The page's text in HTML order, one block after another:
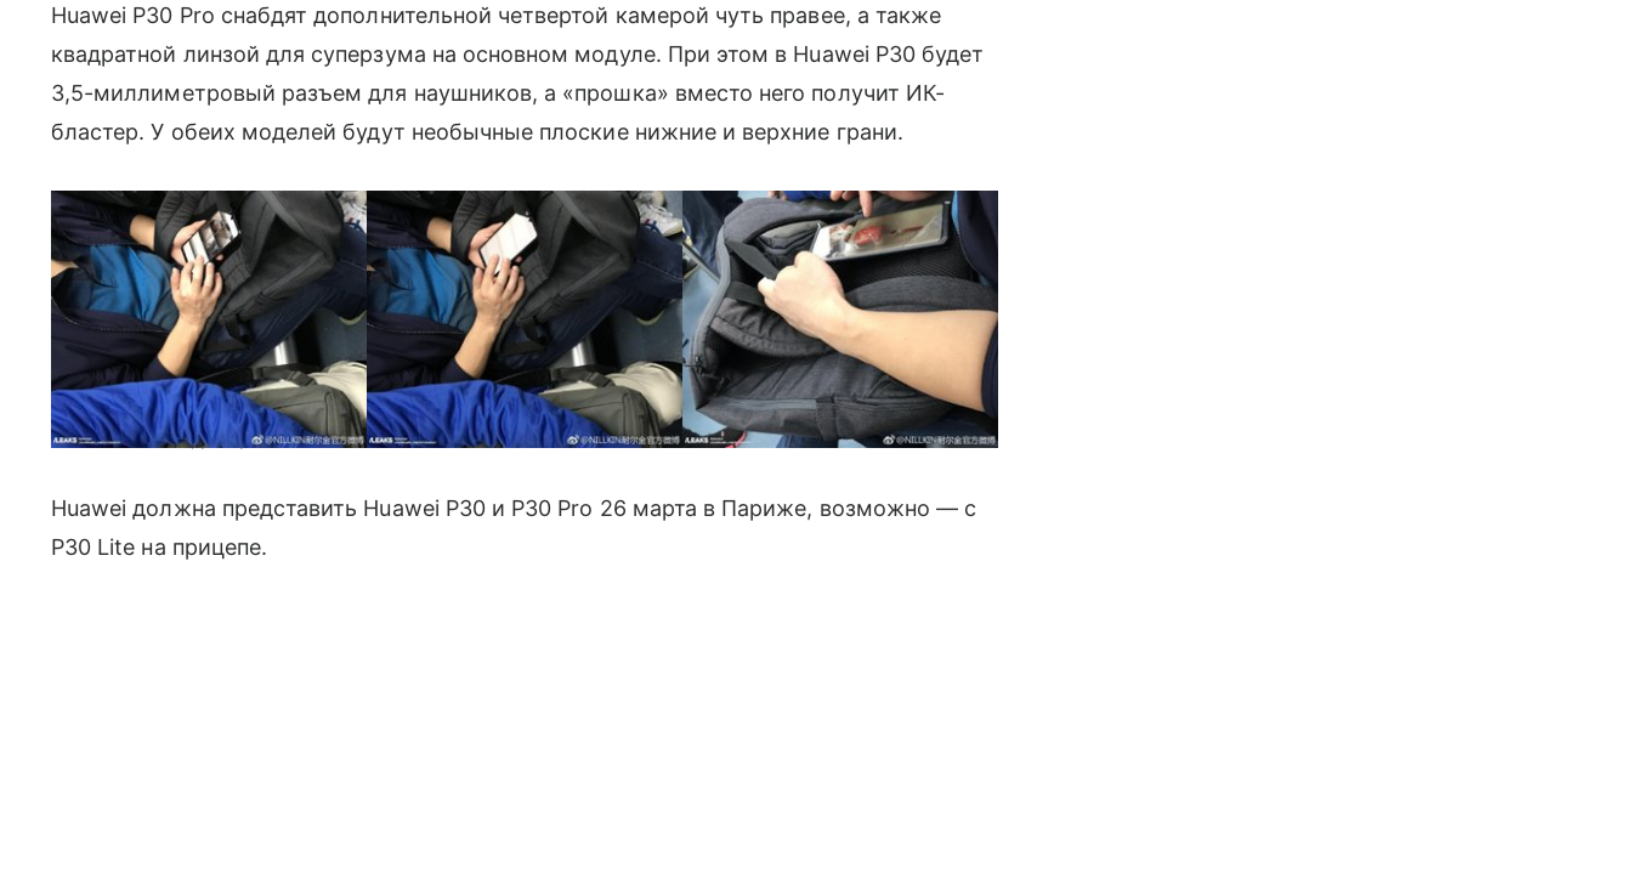
Huawei P30 Pro снабдят дополнительной четвертой камерой чуть правее, а также
квадратной линзой для суперзума на основном модуле. При этом в Huawei P30 будет
3,5-миллиметровый разъем для наушников, а «прошка» вместо него получит ИК-
бластер. У обеих моделей будут необычные плоские нижние и верхние грани.
Huawei P30 Pro в руках у пользователя
Huawei должна представить Huawei P30 и P30 Pro 26 марта в Париже, возможно — с
P30 Lite на прицепе.